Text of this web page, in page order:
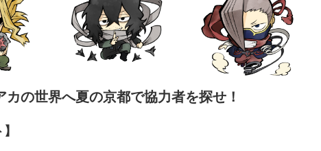
の世界へ夏の京都で協力者を探せ！